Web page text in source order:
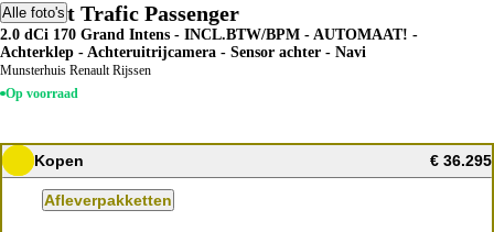
Alle foto's
Renault Trafic Passenger
2.0 dCi 170 Grand Intens - INCL.BTW/BPM - AUTOMAAT! -
Achterklep - Achteruitrijcamera - Sensor achter - Navi
Munsterhuis Renault Rijssen
Op voorraad
Kopen € 36.295
Afleverpakketten